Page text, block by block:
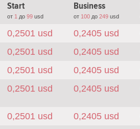
Start
от 1 до 99usd
Business
от 100до 249usd
0,2501 usd 0,2405 usd
0,2501 usd 0,2405 usd
0,2501 usd 0,2405 usd
0,2501 usd 0,2405 usd
0,2501 usd 0,2405 usd